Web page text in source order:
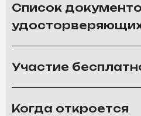
Список
Участие
Когда откроется